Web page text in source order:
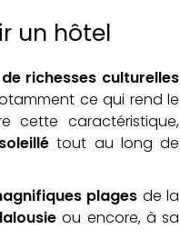
un hôtel
richesses culturelles
ce qui rend le
cette caractéristique,
tout au long de
plages de la
ou encore, à sa